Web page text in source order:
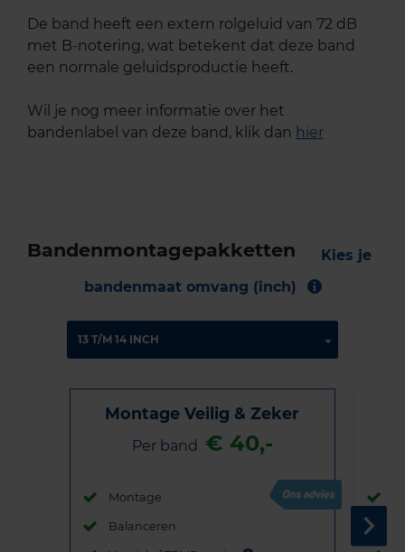
De band heeft een extern rolgeluid van 72 dB
met B-notering, wat betekent dat deze band
een normale geluidsproductie heeft.
Wil je nog meer informatie over het
bandenlabel van deze band, klik dan hier
Bandenmontagepakketten
Kies je
bandenmaat omvang (inch)
Montage Veilig & Zeker
Per band € 40,-
Montage
Balanceren